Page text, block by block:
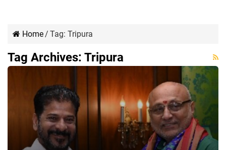
Home/ Tag: Tripura
Tag Archives: Tripura